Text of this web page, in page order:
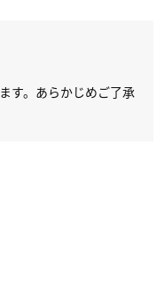
す。あらかじめご了承